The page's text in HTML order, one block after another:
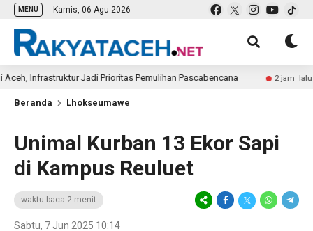
MENU Kamis, 06 Agu 2026
Jadi Prioritas Pemulihan Pascabencana 2 jam lalu
Beranda Lhokseumawe
Unimal Kurban 13 Ekor Sapi
di Kampus Reuluet
waktu baca 2 menit
Sabtu, 7 Jun 2025 10:14